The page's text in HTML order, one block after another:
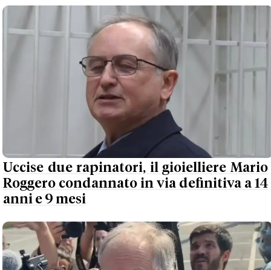
Uccise due rapinatori, il gioielliere Mario
Roggero condannato in via definitiva a 14
anni e 9 mesi